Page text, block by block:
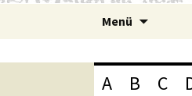
Menü
A B C